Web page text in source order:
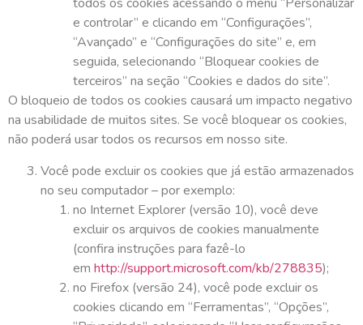
e controlar” e clicando em “Configurações”,
“Avançado” e “Configurações do site” e, em
seguida, selecionando “Bloquear cookies de
terceiros” na seção “Cookies e dados do site”.
O bloqueio de todos os cookies causará um impacto negativo
na usabilidade de muitos sites. Se você bloquear os cookies,
não poderá usar todos os recursos em nosso site.
Você pode excluir os cookies que já estão armazenados
no seu computador – por exemplo:
no Internet Explorer (versão 10), você deve
excluir os arquivos de cookies manualmente
(confira instruções para fazê-lo
em http://support.microsoft.com/kb/278835);
no Firefox (versão 24), você pode excluir os
cookies clicando em “Ferramentas”, “Opções”,